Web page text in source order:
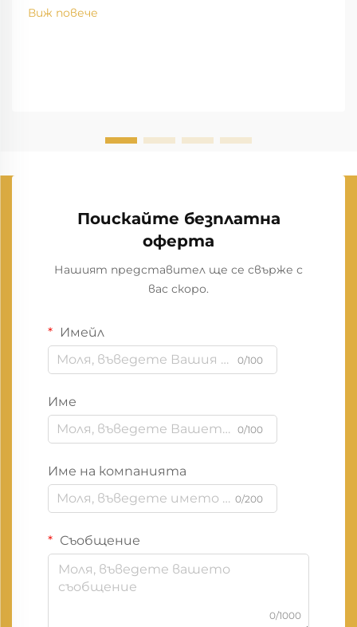
Виж повече
Поискайте безплатна
оферта
Нашият представител ще се свърже с
вас скоро.
Имейл
0/100
Име
0/100
Име на компанията
0/200
Съобщение
0/1000